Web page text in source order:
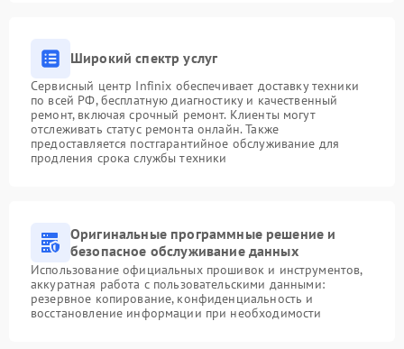
Широкий спектр услуг
Сервисный центр Infinix обеспечивает доставку техники
по всей РФ, бесплатную диагностику и качественный
ремонт, включая срочный ремонт. Клиенты могут
отслеживать статус ремонта онлайн. Также
предоставляется постгарантийное обслуживание для
продления срока службы техники
Оригинальные программные решение и
безопасное обслуживание данных
Использование официальных прошивок и инструментов,
аккуратная работа с пользовательскими данными:
резервное копирование, конфиденциальность и
восстановление информации при необходимости